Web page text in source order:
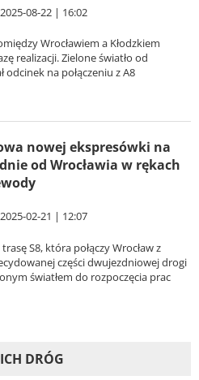
2025-08-22 | 16:02
Wrocławiem a Kłodzkiem
realizacji. Zielone światło od
na połączeniu z A8
nowej ekspresówki na
od Wrocławia w rękach
2025-02-21 | 12:07
S8, która połączy Wrocław z
części dwujezdniowej drogi
światłem do rozpoczęcia prac
DRÓG